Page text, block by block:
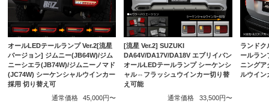
オールLEDテールランプ Ver.2[流星
バージョン] ジムニー(JB64W)/ジム
ニーシエラ(JB74W)/ジムニーノマド
(JC74W) シーケンシャルウインカー
採用 切り替え可
通常価格
45,000円〜
[流星 Ver.2] SUZUKI
DA64V/DA17V/DA18V エブリイバン
オールLEDテールランプ シーケンシ
ャル⇔フラッシュウインカー切り替
え可能
通常価格
33,500円〜
ランドク
ールラン
ニングア
ルウイン